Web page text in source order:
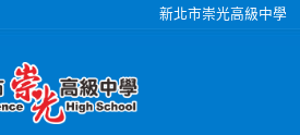
新北市崇光高級中學